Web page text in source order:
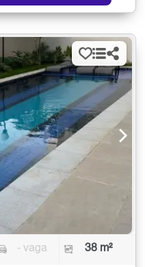
- vaga 38 m²